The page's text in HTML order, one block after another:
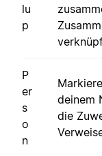
lu
p
P
er
s
o
n
deinem
die